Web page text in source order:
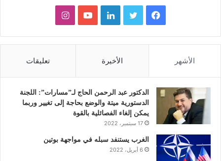
ي
و
ك
و
ر
ي
د
إ
و
و
ب
ن
ق
الأشهر الأخيرة تعليقات
الدكتور عبد الرحمن الحاج لـ”مسارات”: اللجنة
الدستورية ميتة والوضع بحاجة إلى تغيير وربما
يمكن إلغاء الفصائلية بالقوة
17 سبتمبر، 2022
الغرب يستنفد سبله في مواجهة بوتين
6 أبريل، 2022